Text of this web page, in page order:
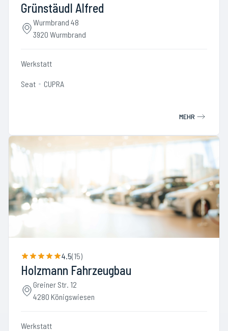
Grünstäudl Alfred
Wurmbrand 48
3920 Wurmbrand
Werkstatt
Seat CUPRA
MEHR
4.5(15)
Holzmann Fahrzeugbau
Greiner Str. 12
4280 Königswiesen
Werkstatt